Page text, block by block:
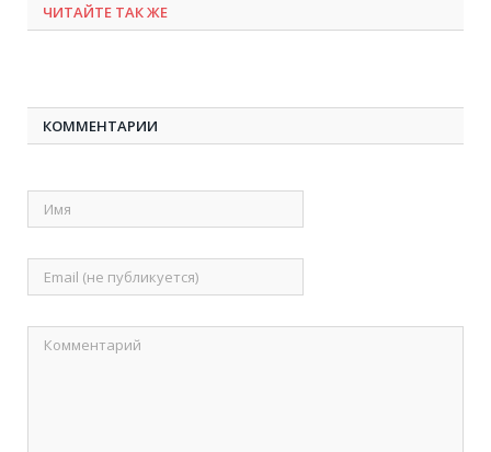
ЧИТАЙТЕ ТАК ЖЕ
КОММЕНТАРИИ